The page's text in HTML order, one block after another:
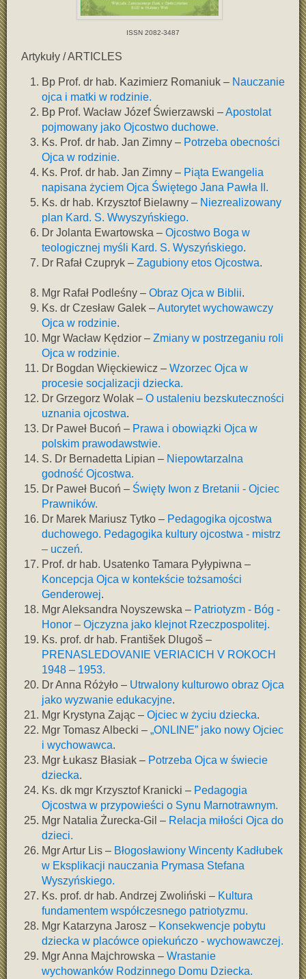
ISSN 2082-3487
Artykuły / ARTICLES
Bp Prof. dr hab. Kazimierz Romaniuk – Nauczanie
ojca i matki w rodzinie.
Bp Prof. Wacław Józef Świerzawski –Apostolat
pojmowany jako Ojcostwo duchowe.
Ks. Prof. dr hab. Jan Zimny – Potrzeba obecności
Ojca w rodzinie.
Ks. Prof. dr hab. Jan Zimny – Piąta Ewangelia
napisana życiem Ojca Świętego Jana Pawła II.
Ks. dr hab. Krzysztof Bielawny – Niezrealizowany
plan Kard. S. Wwyszyńskiego.
Dr Jolanta Ewartowska – Ojcostwo Boga w
teologicznej myśli Kard. S. Wyszyńskiego.
Dr Rafał Czupryk – Zagubiony etos Ojcostwa.
Mgr Rafał Podleśny – Obraz Ojca w Biblii.
Ks. dr Czesław Galek –Autorytet wychowawczy
Ojca w rodzinie.
Mgr Wacław Kędzior – Zmiany w postrzeganiu roli
Ojca w rodzinie.
Dr Bogdan Więckiewicz – Wzorzec Ojca w
procesie socjalizacji dziecka.
Dr Grzegorz Wolak – O ustaleniu bezskuteczności
uznania ojcostwa.
Dr Paweł Bucoń – Prawa i obowiązki Ojca w
polskim prawodawstwie.
S. Dr Bernadetta Lipian – Niepowtarzalna
godność Ojcostwa.
Dr Paweł Bucoń – Święty Iwon z Bretanii - Ojciec
Prawników.
Dr Marek Mariusz Tytko – Pedagogika ojcostwa
duchowego. Pedagogika kultury ojcostwa - mistrz
– uczeń.
Prof. dr hab. Usatenko Tamara Pyłypiwna –
Koncepcja Ojca w kontekście tożsamości
Genderowej.
Mgr Aleksandra Noyszewska – Patriotyzm - Bóg -
Honor – Ojczyzna jako klejnot Rzeczpospolitej.
Ks. prof. dr hab. František Dlugoš –
PRENASLEDOVANIE VERIACICH V ROKOCH
1948 – 1953.
Dr Anna Różyło – Utrwalony kulturowo obraz Ojca
jako wyzwanie edukacyjne.
Mgr Krystyna Zając – Ojciec w życiu dziecka.
Mgr Tomasz Albecki – „ONLINE” jako nowy Ojciec
i wychowawca.
Mgr Łukasz Błasiak – Potrzeba Ojca w świecie
dziecka.
Ks. dk mgr Krzysztof Kranicki – Pedagogia
Ojcostwa w przypowieści o Synu Marnotrawnym.
Mgr Natalia Żurecka-Gil – Relacja miłości Ojca do
dzieci.
Mgr Artur Lis – Błogosławiony Wincenty Kadłubek
w Eksplikacji nauczania Prymasa Stefana
Wyszyńskiego.
Ks. prof. dr hab. Andrzej Zwoliński – Kultura
fundamentem współczesnego patriotyzmu.
Mgr Katarzyna Jarosz – Konsekwencje pobytu
dziecka w placówce opiekuńczo - wychowawczej.
Mgr Anna Majchrowska – Wrastanie
wychowanków Rodzinnego Domu Dziecka.